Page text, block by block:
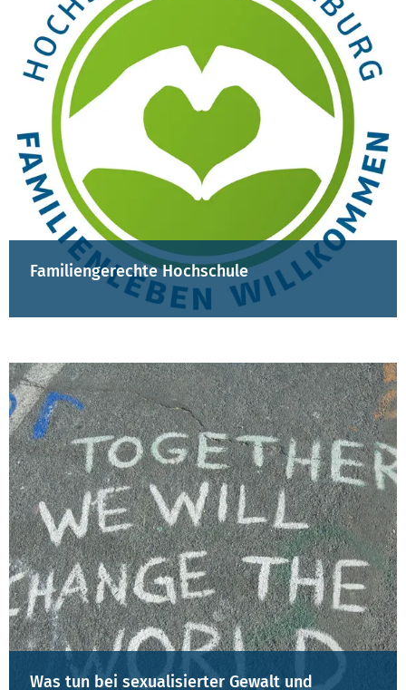
Familiengerechte Hochschule
Was tun bei sexualisierter Gewalt und